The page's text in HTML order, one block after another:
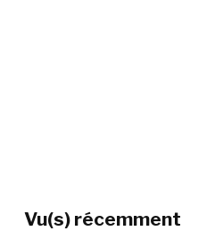
Vu(s) récemment